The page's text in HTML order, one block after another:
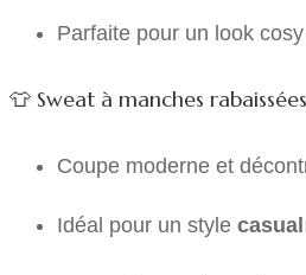
Parfaite pour un look
👕 Sweat à manches rabaissées
Coupe moderne et
Idéal pour un style